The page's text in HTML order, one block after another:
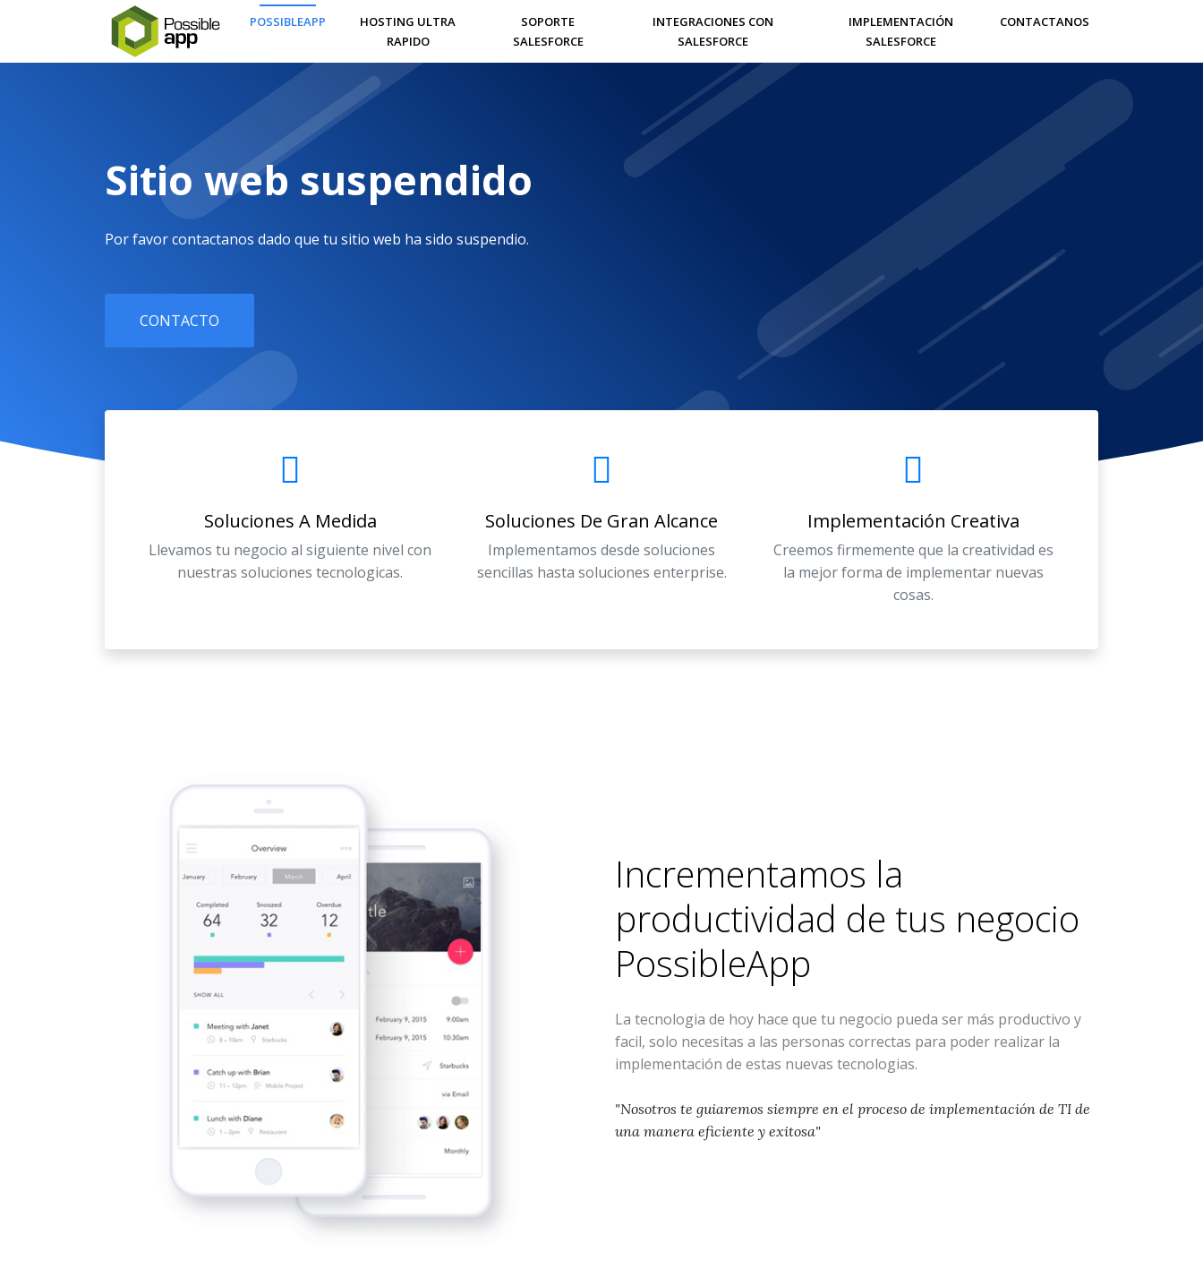
POSSIBLEAPP
HOSTING ULTRA
RAPIDO
SOPORTE
SALESFORCE
INTEGRACIONES CON
SALESFORCE
IMPLEMENTACIÓN
SALESFORCE
CONTACTANOS
Sitio web suspendido
Por favor contactanos dado que tu sitio web ha sido suspendio.
CONTACTO
Soluciones A Medida
Llevamos tu negocio al siguiente nivel con
nuestras soluciones tecnologicas.
Soluciones De Gran Alcance
Implementamos desde soluciones
sencillas hasta soluciones enterprise.
Implementación Creativa
Creemos firmemente que la creatividad es
la mejor forma de implementar nuevas
cosas.
Incrementamos la
productividad de tus negocio
PossibleApp
La tecnologia de hoy hace que tu negocio pueda ser más productivo y
facil, solo necesitas a las personas correctas para poder realizar la
implementación de estas nuevas tecnologias.
"Nosotros te guiaremos siempre en el proceso de implementación de TI de
una manera eficiente y exitosa"